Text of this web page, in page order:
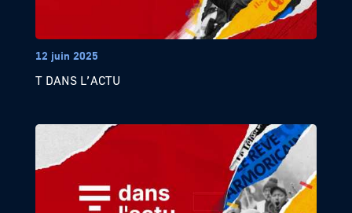
12 juin 2025
T DANS L’ACTU